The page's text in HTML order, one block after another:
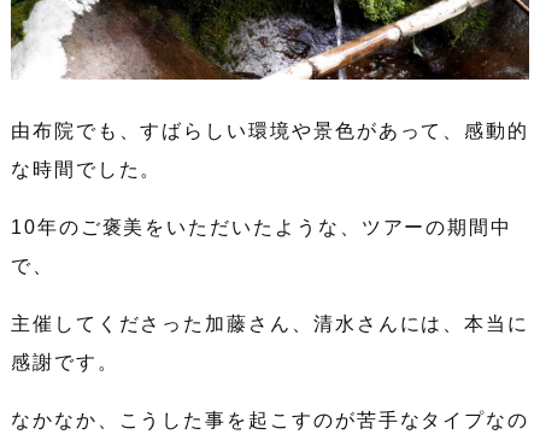
由布院でも、すばらしい環境や景色があって、感動的
な時間でした。
10年のご褒美をいただいたような、ツアーの期間中
で、
主催してくださった加藤さん、清水さんには、本当に
感謝です。
なかなか、こうした事を起こすのが苦手なタイプなの